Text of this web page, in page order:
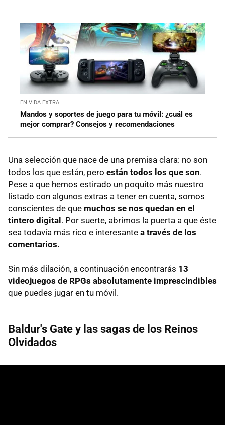
EN VIDA EXTRA
Mandos y soportes de juego para tu móvil: ¿cuál es
mejor comprar? Consejos y recomendaciones
Una selección que nace de una premisa clara: no son
todos los que están, pero están todos los que son.
Pese a que hemos estirado un poquito más nuestro
listado con algunos extras a tener en cuenta, somos
conscientes de que muchos se nos quedan en el
tintero digital. Por suerte, abrimos la puerta a que éste
sea todavía más rico e interesante a través de los
comentarios.
Sin más dilación, a continuación encontrarás 13
videojuegos de RPGs absolutamente imprescindibles
que puedes jugar en tu móvil.
Baldur's Gate y las sagas de los Reinos
Olvidados